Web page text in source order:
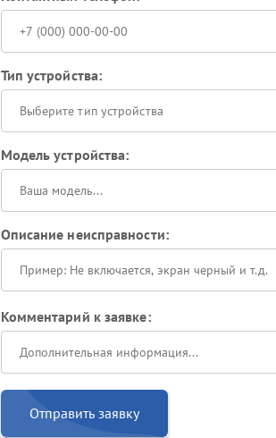
Тип устройства:
Выберите тип устройства
Модель устройства:
Описание неисправности:
Комментарий к заявке:
Отправить заявку